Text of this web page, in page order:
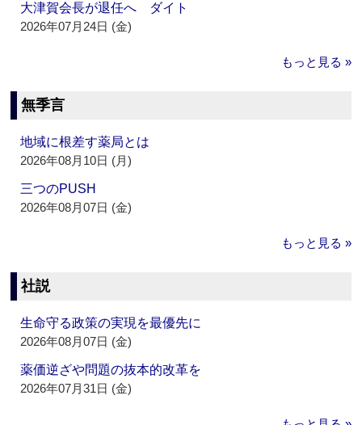
大津賀会長が退任へ ダイト
2026年07月24日 (金)
もっと見る »
無季言
地域に根差す薬局とは
2026年08月10日 (月)
三つのPUSH
2026年08月07日 (金)
もっと見る »
社説
生命守る政策の実現を最優先に
2026年08月07日 (金)
薬価逆ざや問題の抜本的改革を
2026年07月31日 (金)